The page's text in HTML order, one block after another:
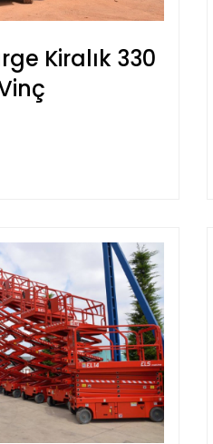
Kiralık 330